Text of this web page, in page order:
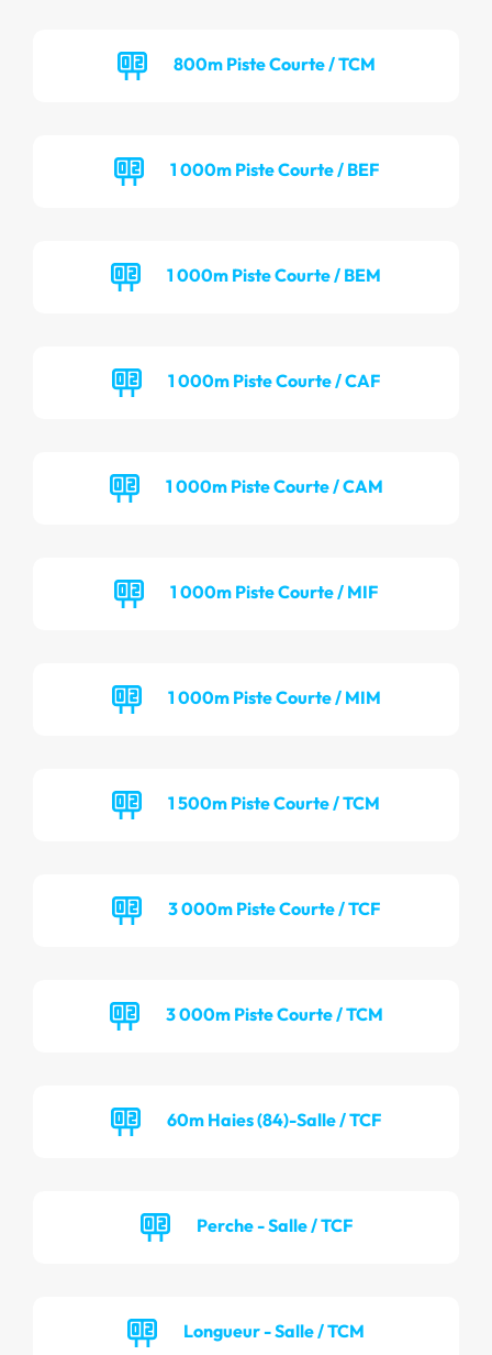
800m Piste Courte / TCM
1 000m Piste Courte / BEF
1 000m Piste Courte / BEM
1 000m Piste Courte / CAF
1 000m Piste Courte / CAM
1 000m Piste Courte / MIF
1 000m Piste Courte / MIM
1 500m Piste Courte / TCM
3 000m Piste Courte / TCF
3 000m Piste Courte / TCM
60m Haies (84)-Salle / TCF
Perche - Salle / TCF
Longueur - Salle / TCM